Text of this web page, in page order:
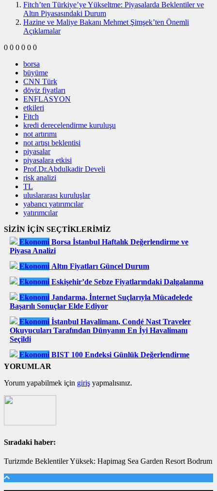
Fitch’ten Türkiye’ye Yükseltme: Piyasalarda Beklentiler ve
Altın Piyasasındaki Durum
Hazine ve Maliye Bakanı Mehmet Şimşek’ten Önemli
Açıklamalar
0 0 0 0 0 0
borsa
büyüme
CNN Türk
döviz fiyatları
ENFLASYON
etkileri
Fitch
kredi derecelendirme kuruluşu
not artırımı
not artışı beklentisi
piyasalar
piyasalara etkisi
Prof.Dr.Abdulkadir Develi
risk analizi
TL
uluslararası kuruluşlar
yabancı yatırımcılar
yatırımcılar
SİZİN İÇİN SEÇTİKLERİMİZ
Ekonomi Borsa İstanbul Haftalık Değerlendirme ve
Piyasa Analizi
Ekonomi Altın Fiyatları Güncel Durum
Ekonomi Eskişehir’de Sebze Fiyatlarındaki Dalgalanma
Ekonomi Jandarma, İnternet Suçlarıyla Mücadelede
Başarılı Sonuçlar Elde Ediyor
Ekonomi İstanbul Havalimanı, Condé Nast Traveler
Okuyucuları Tarafından Dünyanın En İyi Havalimanı
Seçildi
Ekonomi BIST 100 Endeksi Günlük Değerlendirme
YORUMLAR
Yorum yapabilmek için giriş yapmalısınız.
Sıradaki haber:
Turizmde Beklentiler Yüksek: Hapimag Sea Garden Resort Bodrum